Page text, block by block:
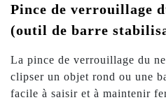
Pince de verrouillage
(outil de barre
La pince de verrouillage du
clipser un objet rond ou une
facile à saisir et à maintenir